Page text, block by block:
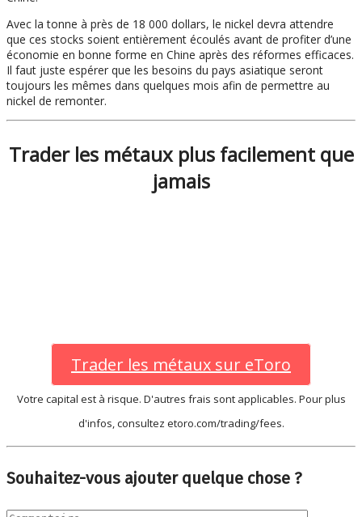
Avec la tonne à près de 18 000 dollars, le nickel devra attendre
que ces stocks soient entièrement écoulés avant de profiter d’une
économie en bonne forme en Chine après des réformes efficaces.
Il faut juste espérer que les besoins du pays asiatique seront
toujours les mêmes dans quelques mois afin de permettre au
nickel de remonter.
Trader les métaux plus facilement que
jamais
Trader les métaux sur eToro
Votre capital est à risque. D'autres frais sont applicables. Pour plus
d'infos, consultez etoro.com/trading/fees.
Souhaitez-vous ajouter quelque chose ?